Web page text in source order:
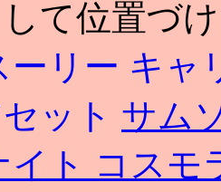
て位置づ
ーリー キャ
ット サム
イト コス